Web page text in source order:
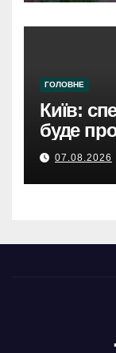
ГОЛОВНЕ
Київ:
буде
погоди
07.08.2026